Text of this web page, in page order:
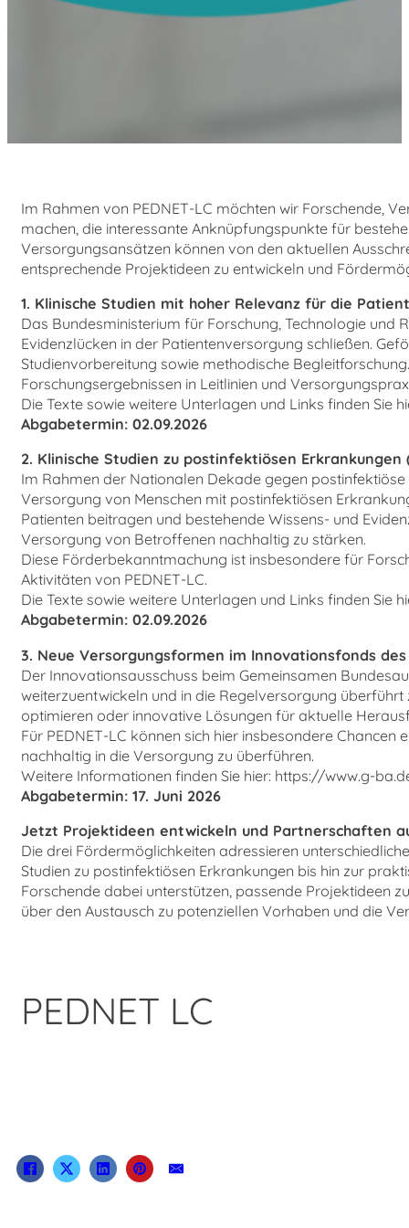
Im Rahmen von PEDNET-LC möchten wir Forschende,
machen, die interessante Anknüpfungspunkte für
Versorgungsansätzen können von den aktuellen
entsprechende Projektideen zu entwickeln und
1. Klinische Studien mit hoher Relevanz für die
Das Bundesministerium für Forschung, Technologie und
Evidenzlücken in der Patientenversorgung schließen.
Studienvorbereitung sowie methodische
Forschungsergebnissen in Leitlinien und
Die Texte sowie weitere Unterlagen und Links finden
Abgabetermin: 02.09.2026
2. Klinische Studien zu postinfektiösen Erkrankungen
Im Rahmen der Nationalen Dekade gegen
Versorgung von Menschen mit postinfektiösen
Patienten beitragen und bestehende Wissens- und
Versorgung von Betroffenen nachhaltig zu stärken.
Diese Förderbekanntmachung ist insbesondere für
Aktivitäten von PEDNET-LC.
Die Texte sowie weitere Unterlagen und Links finden
Abgabetermin: 02.09.2026
3. Neue Versorgungsformen im Innovationsfonds des
Der Innovationsausschuss beim Gemeinsamen
weiterzuentwickeln und in die Regelversorgung
optimieren oder innovative Lösungen für aktuelle
Für PEDNET-LC können sich hier insbesondere
nachhaltig in die Versorgung zu überführen.
Weitere Informationen finden Sie hier: https://www.g-
Abgabetermin: 17. Juni 2026
Jetzt Projektideen entwickeln und Partnerschaften
Die drei Fördermöglichkeiten adressieren
Studien zu postinfektiösen Erkrankungen bis hin zur
Forschende dabei unterstützen, passende Projektideen
über den Austausch zu potenziellen Vorhaben und die
PEDNET LC